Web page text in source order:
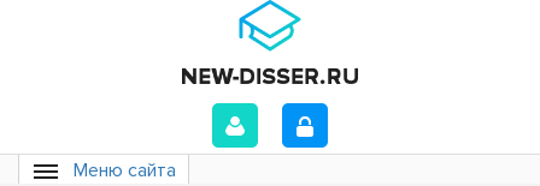
Меню сайта